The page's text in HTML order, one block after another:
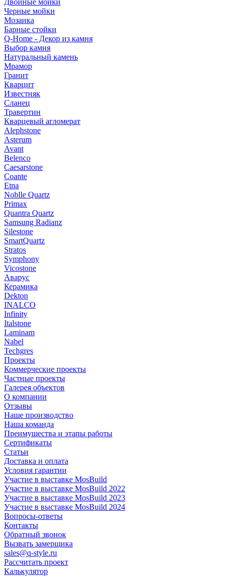
Двойные мойки
Черные мойки
Мозаика
Барные стойки
Q-Home - Декор из камня
Выбор камня
Натуральный камень
Мрамор
Гранит
Кварцит
Известняк
Сланец
Травертин
Кварцевый агломерат
Alephstone
Asterum
Avant
Belenco
Caesarstone
Coante
Etna
Noblle Quartz
Primax
Quantra Quartz
Samsung Radianz
Silestone
SmartQuartz
Stratos
Symphony
Vicostone
Аварус
Керамика
Dekton
INALCO
Infinity
Italstone
Laminam
Nabel
Techgres
Проекты
Коммерческие проекты
Частные проекты
Галерея объектов
О компании
Отзывы
Наше производство
Наша команда
Преимущества и этапы работы
Сертификаты
Статьи
Доставка и оплата
Условия гарантии
Участие в выставке MosBuild
Участие в выставке MosBuild 2022
Участие в выставке MosBuild 2023
Участие в выставке MosBuild 2024
Вопросы-ответы
Контакты
Обратный звонок
Вызвать замерщика
sales@q-style.ru
Рассчитать проект
Калькулятор